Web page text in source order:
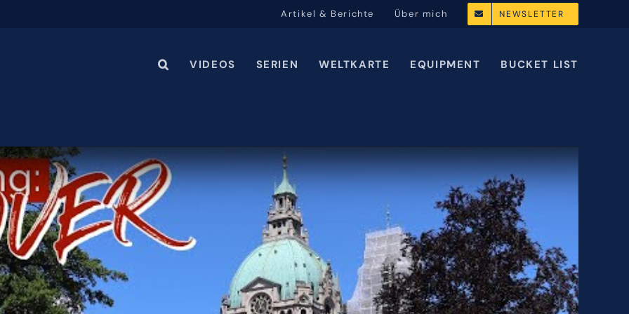
Artikel & Berichte Über mich NEWSLETTER
VIDEOS SERIEN WELTKARTE EQUIPMENT BUCKET LIST